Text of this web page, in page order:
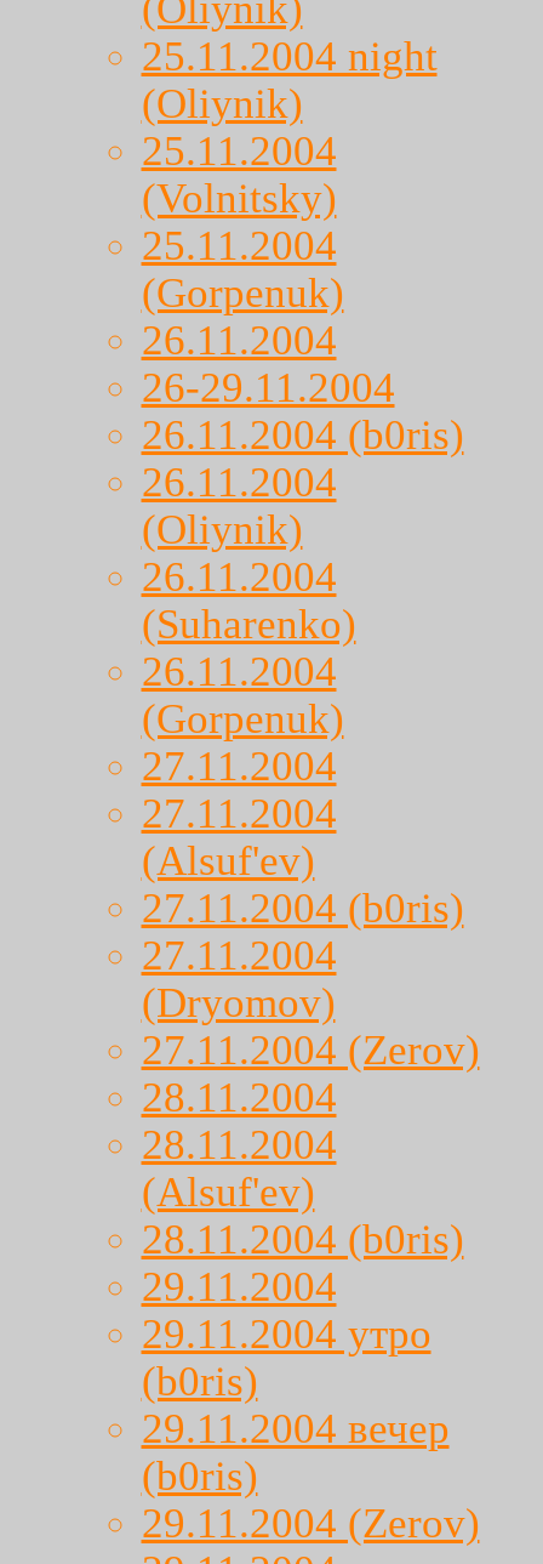
25.11.2004 night
(Oliynik)
25.11.2004
(Volnitsky)
25.11.2004
(Gorpenuk)
26.11.2004
26-29.11.2004
26.11.2004 (b0ris)
26.11.2004
(Oliynik)
26.11.2004
(Suharenko)
26.11.2004
(Gorpenuk)
27.11.2004
27.11.2004
(Alsuf'ev)
27.11.2004 (b0ris)
27.11.2004
(Dryomov)
27.11.2004 (Zerov)
28.11.2004
28.11.2004
(Alsuf'ev)
28.11.2004 (b0ris)
29.11.2004
29.11.2004 утро
(b0ris)
29.11.2004 вечер
(b0ris)
29.11.2004 (Zerov)